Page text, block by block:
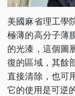
美國麻省理工學
極薄的高分子薄
的光漆，這個圖
復的區域，其餘
直接清除，也可
它的使用是可逆